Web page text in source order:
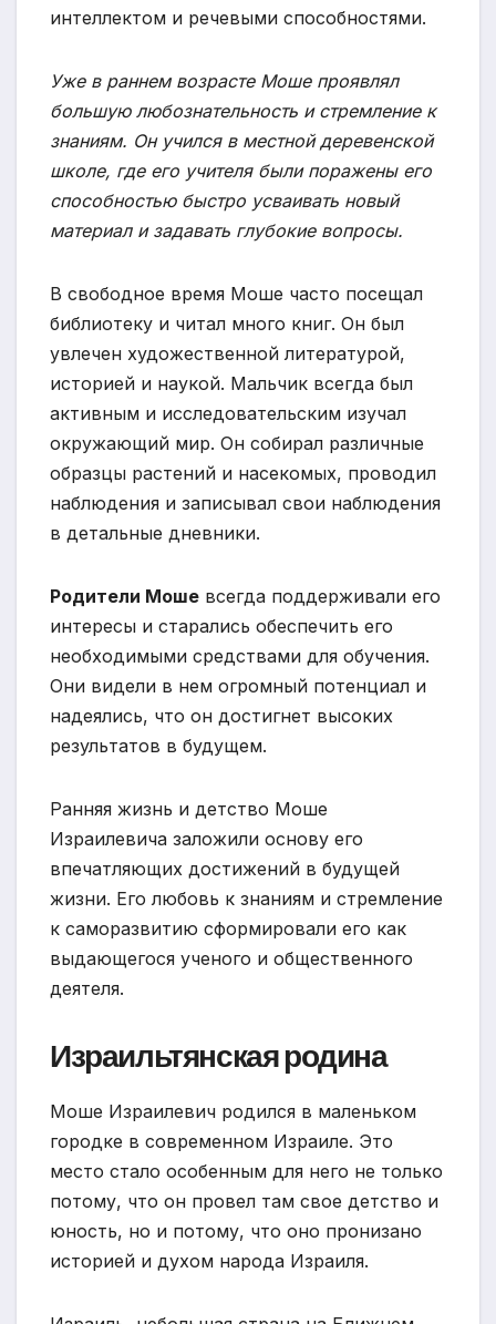
интеллектом и речевыми способностями.
Уже в раннем возрасте Моше проявлял
большую любознательность и стремление к
знаниям. Он учился в местной деревенской
школе, где его учителя были поражены его
способностью быстро усваивать новый
материал и задавать глубокие вопросы.
В свободное время Моше часто посещал
библиотеку и читал много книг. Он был
увлечен художественной литературой,
историей и наукой. Мальчик всегда был
активным и исследовательским изучал
окружающий мир. Он собирал различные
образцы растений и насекомых, проводил
наблюдения и записывал свои наблюдения
в детальные дневники.
Родители Моше всегда поддерживали его
интересы и старались обеспечить его
необходимыми средствами для обучения.
Они видели в нем огромный потенциал и
надеялись, что он достигнет высоких
результатов в будущем.
Ранняя жизнь и детство Моше
Израилевича заложили основу его
впечатляющих достижений в будущей
жизни. Его любовь к знаниям и стремление
к саморазвитию сформировали его как
выдающегося ученого и общественного
деятеля.
Израильтянская родина
Моше Израилевич родился в маленьком
городке в современном Израиле. Это
место стало особенным для него не только
потому, что он провел там свое детство и
юность, но и потому, что оно пронизано
историей и духом народа Израиля.